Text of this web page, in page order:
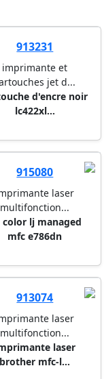
913231
imprimante et
jet d...
d'encre noir
lc422xl...
915080
laser
multifonction...
color lj managed
mfc e786dn
913074
laser
multifonction...
laser
brother mfc-l...